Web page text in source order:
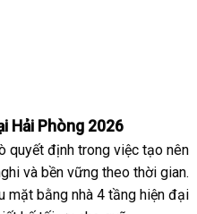
Hải Phòng 2026
quyết định trong việc tạo nên
và bền vững theo thời gian.
mặt bằng nhà 4 tầng hiện đại